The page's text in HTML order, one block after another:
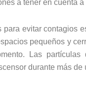
a tener en cuenta
evitar contagios
pequeños y
Las partículas
durante más de